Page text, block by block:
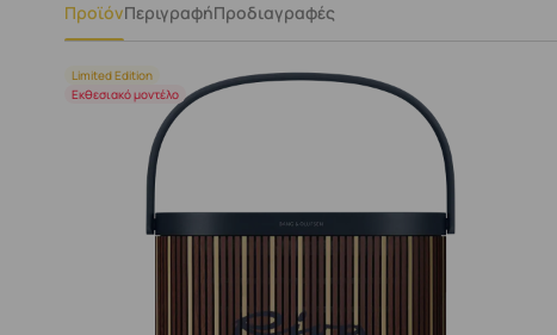
ΠροϊόνΠεριγραφήΠροδιαγραφές
Limited Edition
Εκθεσιακό μοντέλο